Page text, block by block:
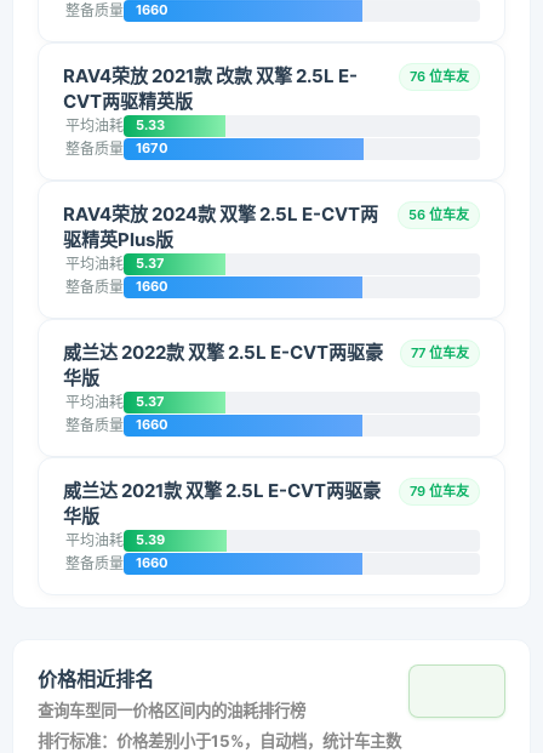
整备质量 1660
RAV4荣放 2021款 改款 双擎 2.5L E-
CVT两驱精英版
76 位车友
平均油耗 5.33
整备质量 1670
RAV4荣放 2024款 双擎 2.5L E-CVT两
驱精英Plus版
56 位车友
平均油耗 5.37
整备质量 1660
威兰达 2022款 双擎 2.5L E-CVT两驱豪
华版
77 位车友
平均油耗 5.37
整备质量 1660
威兰达 2021款 双擎 2.5L E-CVT两驱豪
华版
79 位车友
平均油耗 5.39
整备质量 1660
价格相近排名
查询车型同一价格区间内的油耗排行榜
排行标准：价格差别小于15%，自动档，统计车主数